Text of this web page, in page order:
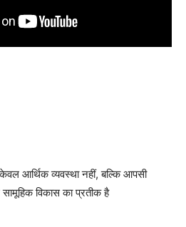
आर्थिक व्यवस्था नहीं, बल्कि आपसी
विकास का प्रतीक है